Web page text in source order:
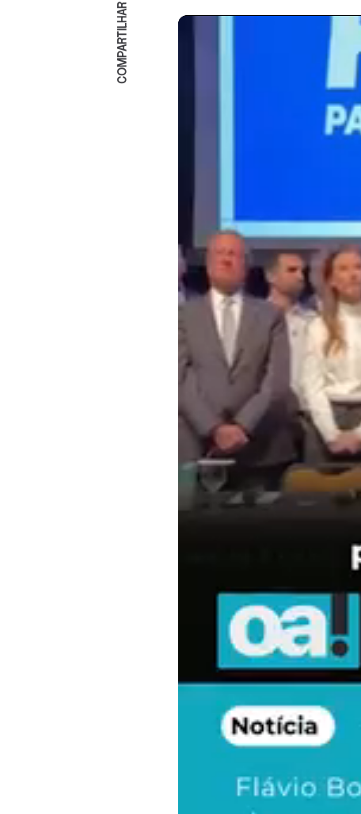
COMPARTILHAR